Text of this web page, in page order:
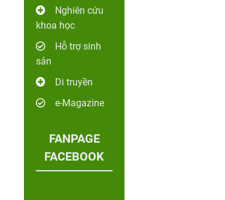
Nghiên cứu
khoa học
Hỗ trợ sinh
sản
Di truyền
e-Magazine
FANPAGE
FACEBOOK